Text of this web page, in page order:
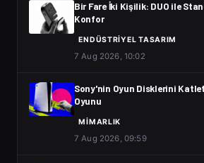
Bir Fare İki Kişilik: DUO ile
Konfor
ENDÜSTRIYEL TASARIM
7 Aug 2026, 10:02
Sony'nin Oyun Disklerini
Oyunu
MIMARLIK
7 Aug 2026, 09:59